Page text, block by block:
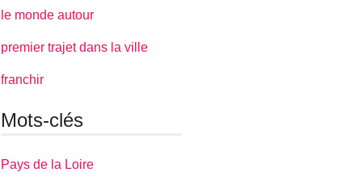
le monde autour
premier trajet dans la ville
franchir
Mots-clés
Pays de la Loire